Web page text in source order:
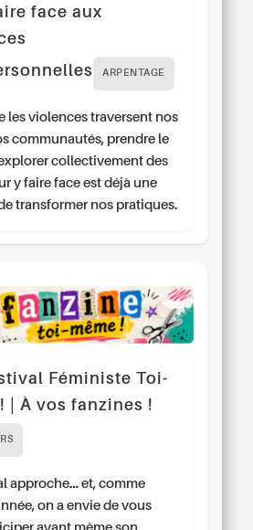
face aux
ARPENTAGE
les violences traversent nos
communautés, prendre le
collectivement des
y faire face est déjà une
transformer nos pratiques.
Féministe Toi-
| À vos fanzines !
approche… et, comme
on a envie de vous